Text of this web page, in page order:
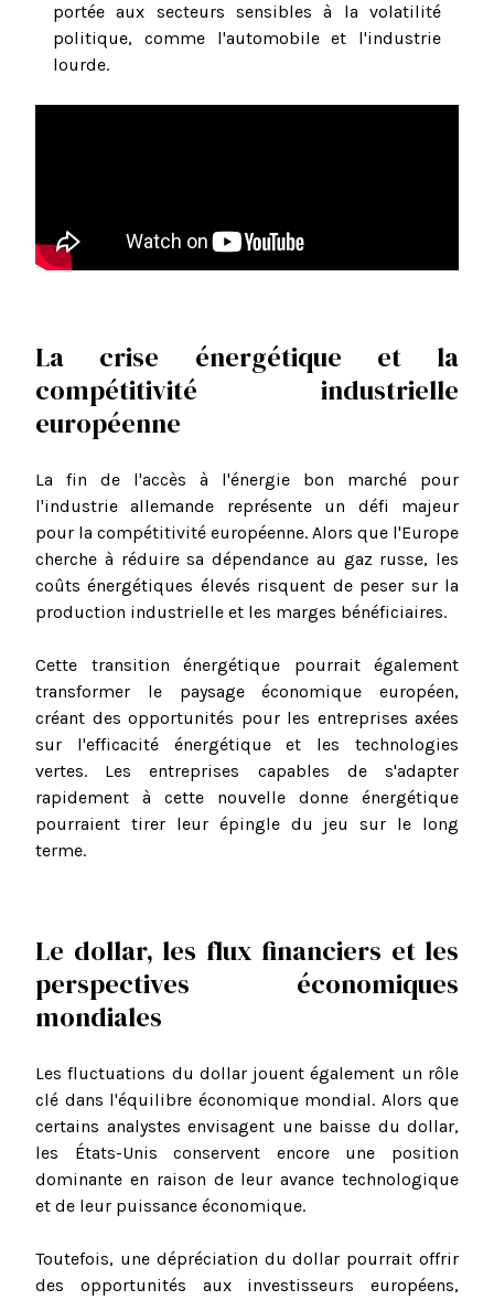
portée aux secteurs sensibles à la volatilité
politique, comme l'automobile et l'industrie
lourde.
La crise énergétique et la
compétitivité industrielle
européenne
La fin de l'accès à l'énergie bon marché pour
l'industrie allemande représente un défi majeur
pour la compétitivité européenne. Alors que l'Europe
cherche à réduire sa dépendance au gaz russe, les
coûts énergétiques élevés risquent de peser sur la
production industrielle et les marges bénéficiaires.
Cette transition énergétique pourrait également
transformer le paysage économique européen,
créant des opportunités pour les entreprises axées
sur l'efficacité énergétique et les technologies
vertes. Les entreprises capables de s'adapter
rapidement à cette nouvelle donne énergétique
pourraient tirer leur épingle du jeu sur le long
terme.
Le dollar, les flux financiers et les
perspectives économiques
mondiales
Les fluctuations du dollar jouent également un rôle
clé dans l'équilibre économique mondial. Alors que
certains analystes envisagent une baisse du dollar,
les États-Unis conservent encore une position
dominante en raison de leur avance technologique
et de leur puissance économique.
Toutefois, une dépréciation du dollar pourrait offrir
des opportunités aux investisseurs européens,